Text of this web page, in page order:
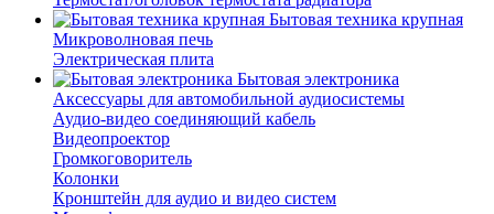
Бытовая техника крупная
Микроволновая печь
Электрическая плита
Бытовая электроника
Аксессуары для автомобильной аудиосистемы
Аудио-видео соединяющий кабель
Видеопроектор
Громкоговоритель
Колонки
Кронштейн для аудио и видео систем